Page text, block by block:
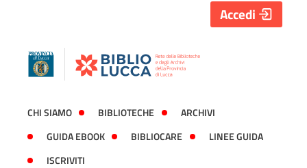
CHI SIAMO BIBLIOTECHE
ARCHIVI
GUIDA EBOOK
BIBLIOCARE
LINEE GUIDA
ISCRIVITI
Accedi